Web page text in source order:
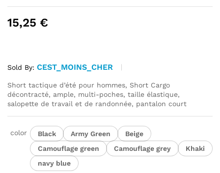
15,25 €
Sold By: CEST_MOINS_CHER
Short tactique d’été pour hommes, Short Cargo
décontracté, ample, multi-poches, taille élastique,
salopette de travail et de randonnée, pantalon court
color Black Army Green
Beige
Camouflage green
Camouflage grey
Khaki
navy blue